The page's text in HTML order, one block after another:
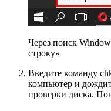
Через поиск
строку»
Введите команду
компьютер и
проверки диска.